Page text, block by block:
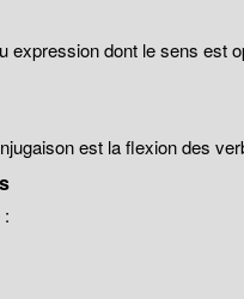
expression dont le sens
est la flexion des